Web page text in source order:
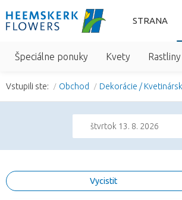
STRANA
Špeciálne ponuky Kvety Rastliny
Vstupili ste: Obchod Dekorácie /
štvrtok 13. 8. 2026
Vycistit